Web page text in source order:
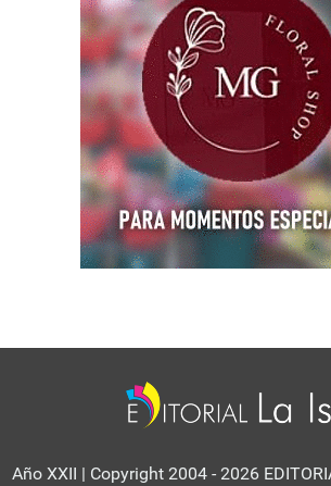
Año XXII | Copyright 2004 - 2026